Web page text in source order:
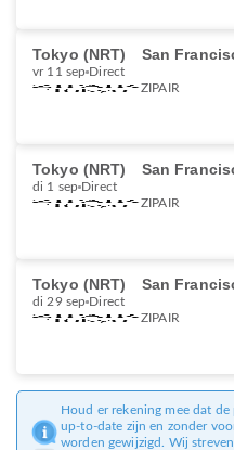
Tokyo (NRT) San
vr 11 sep Direct
ZIPAIR
Tokyo (NRT) San
di 1 sep Direct
ZIPAIR
Tokyo (NRT) San
di 29 sep Direct
ZIPAIR
Houd er rekening mee dat
up-to-date zijn en zonder
worden gewijzigd. Wij